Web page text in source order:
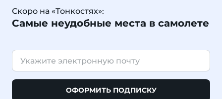
Скоро на «Тонкостях»:
Самые неудобные места в самолете
ОФОРМИТЬ ПОДПИСКУ